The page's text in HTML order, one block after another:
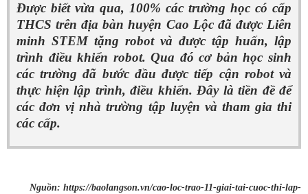
Được biết vừa qua, 100% các trường học có cấp
THCS trên địa bàn huyện Cao Lộc đã được Liên
minh STEM tặng robot và được tập huấn, lập
trình điều khiển robot. Qua đó cơ bản học sinh
các trường đã bước đầu được tiếp cận robot và
thực hiện lập trình, điều khiển. Đây là tiền đề để
các đơn vị nhà trường tập luyện và tham gia thi
các cấp.
Nguồn: https://baolangson.vn/cao-loc-trao-11-giai-tai-cuoc-thi-lap-